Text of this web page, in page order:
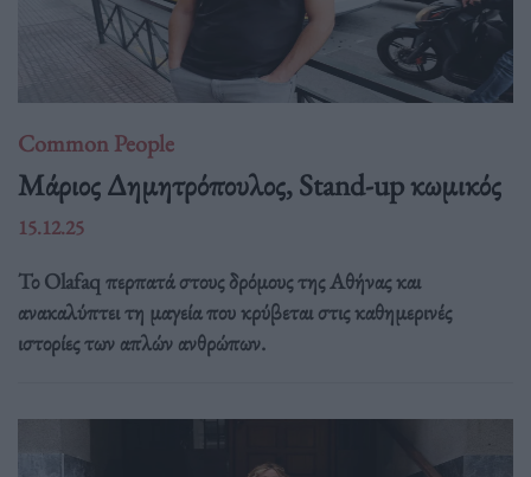
Common People
Mάριος Δημητρόπουλος, Stand-up κωμικός
15.12.25
Το Olafaq περπατά στους δρόμους της Αθήνας και
ανακαλύπτει τη μαγεία που κρύβεται στις καθημερινές
ιστορίες των απλών ανθρώπων.